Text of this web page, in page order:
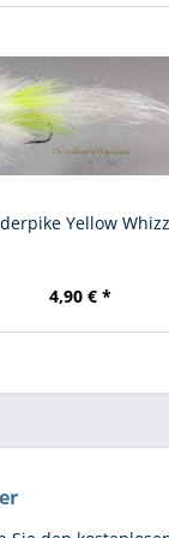
Yellow
4,90 € *